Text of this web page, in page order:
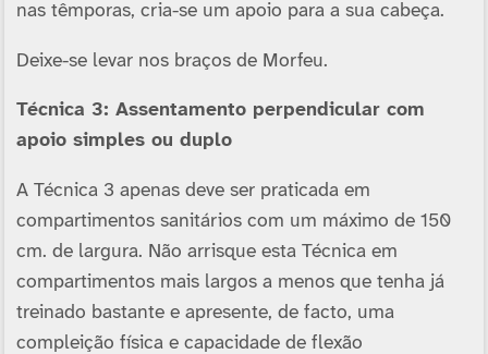
nas têmporas, cria-se um apoio para a sua cabeça.
Deixe-se levar nos braços de Morfeu.
Técnica 3: Assentamento perpendicular com
apoio simples ou duplo
A Técnica 3 apenas deve ser praticada em
compartimentos sanitários com um máximo de 150
cm. de largura. Não arrisque esta Técnica em
compartimentos mais largos a menos que tenha já
treinado bastante e apresente, de facto, uma
compleição fí­sica e capacidade de flexão